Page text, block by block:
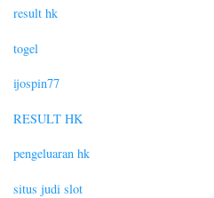
result hk
togel
ijospin77
RESULT HK
pengeluaran hk
situs judi slot